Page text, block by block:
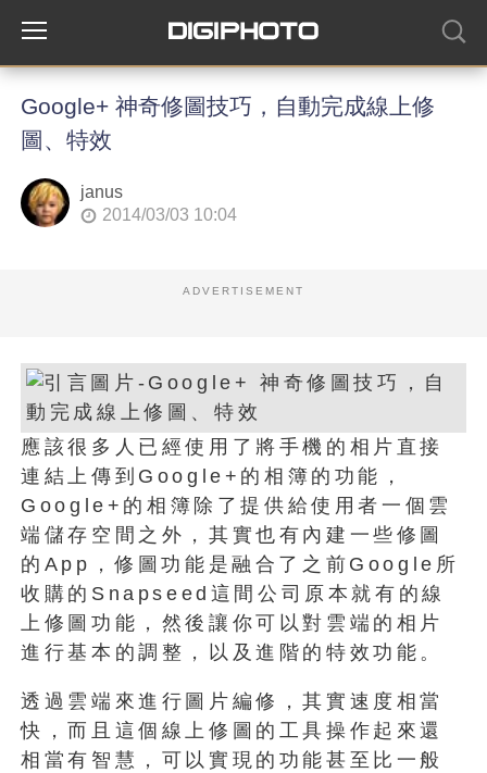
Google+ 神奇修圖技巧，自動完成線上修
圖、特效
janus
2014/03/03 10:04
ADVERTISEMENT
應該很多人已經使用了將手機的相片直接
連結上傳到Google+的相簿的功能，
Google+的相簿除了提供給使用者一個雲
端儲存空間之外，其實也有內建一些修圖
的App，修圖功能是融合了之前Google所
收購的Snapseed這間公司原本就有的線
上修圖功能，然後讓你可以對雲端的相片
進行基本的調整，以及進階的特效功能。
透過雲端來進行圖片編修，其實速度相當
快，而且這個線上修圖的工具操作起來還
相當有智慧，可以實現的功能甚至比一般